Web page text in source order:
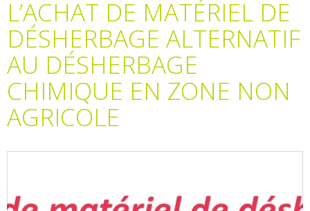
L’ACHAT DE MATÉRIEL DE
DÉSHERBAGE ALTERNATIF
AU DÉSHERBAGE
CHIMIQUE EN ZONE NON
AGRICOLE